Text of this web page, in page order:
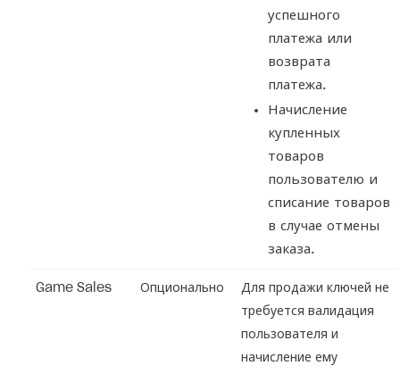
успешного
платежа или
возврата
платежа.
Начисление
купленных
товаров
пользователю и
списание товаров
в случае отмены
заказа.
Game Sales Опционально
Для продажи ключей не
требуется валидация
пользователя и
начисление ему